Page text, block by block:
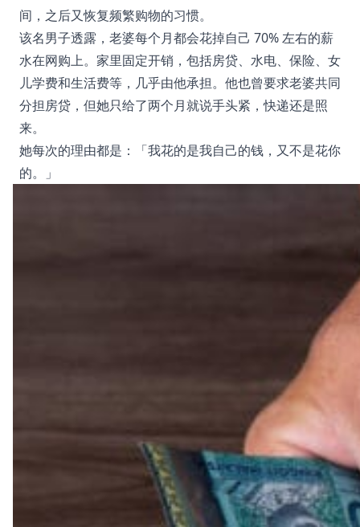
间，之后又恢复频繁购物的习惯。
该名男子透露，老婆每个月都会花掉自己 70% 左右的薪
水在网购上。家里固定开销，包括房贷、水电、保险、女
儿学费和生活费等，几乎由他承担。他也曾要求老婆共同
分担房贷，但她只给了两个月就说手头紧，快递还是照
来。
她每次的理由都是：「我花的是我自己的钱，又不是花你
的。」